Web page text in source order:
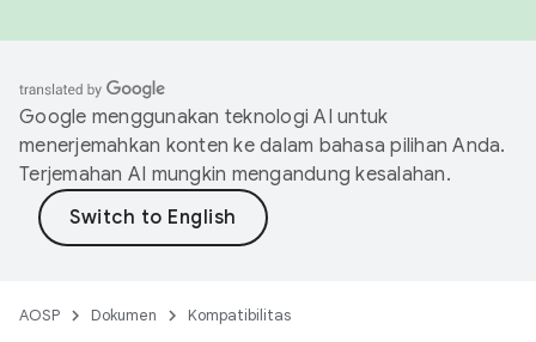
Google menggunakan teknologi AI untuk
menerjemahkan konten ke dalam bahasa pilihan Anda.
Terjemahan AI mungkin mengandung kesalahan.
AOSP Dokumen Kompatibilitas